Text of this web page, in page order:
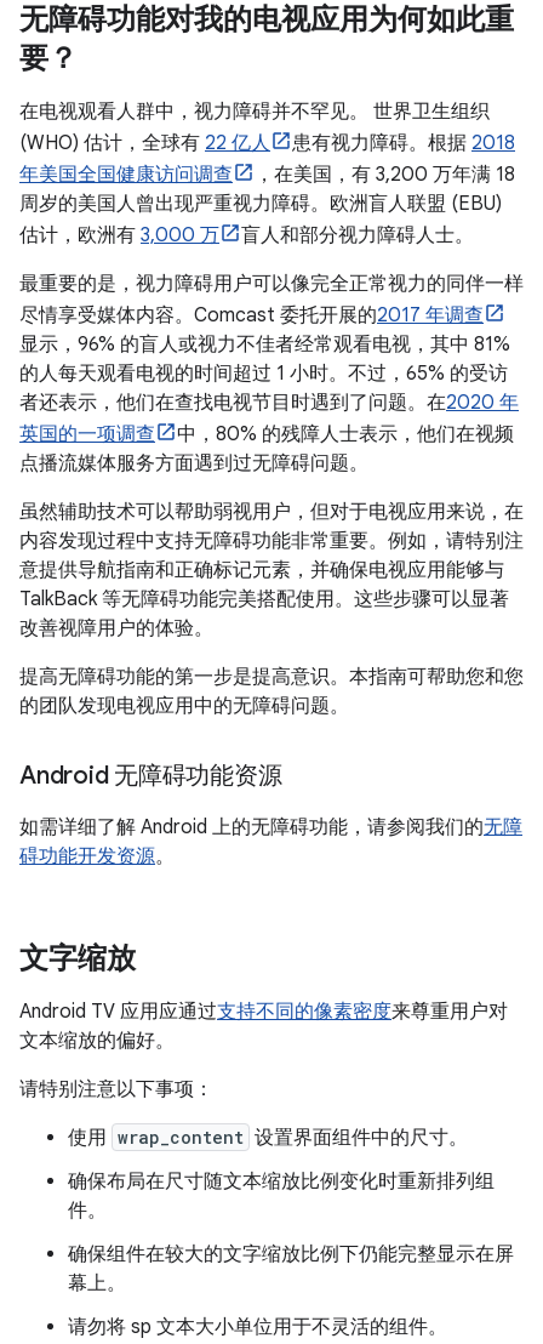
无障碍功能对我的电视应用为何如此重
要？
在电视观看人群中，视力障碍并不罕见。 世界卫生组织
(WHO) 估计，全球有 22 亿人 患有视力障碍。根据 2018
年美国全国健康访问调查
，在美国，有 3,200 万年满 18
周岁的美国人曾出现严重视力障碍。欧洲盲人联盟 (EBU)
估计，欧洲有 3,000 万
盲人和部分视力障碍人士。
最重要的是，视力障碍用户可以像完全正常视力的同伴一样
尽情享受媒体内容。Comcast 委托开展的2017 年调查
显示，96% 的盲人或视力不佳者经常观看电视，其中 81%
的人每天观看电视的时间超过 1 小时。不过，65% 的受访
者还表示，他们在查找电视节目时遇到了问题。在2020 年
英国的一项调查
中，80% 的残障人士表示，他们在视频
点播流媒体服务方面遇到过无障碍问题。
虽然辅助技术可以帮助弱视用户，但对于电视应用来说，在
内容发现过程中支持无障碍功能非常重要。例如，请特别注
意提供导航指南和正确标记元素，并确保电视应用能够与
TalkBack 等无障碍功能完美搭配使用。这些步骤可以显著
改善视障用户的体验。
提高无障碍功能的第一步是提高意识。本指南可帮助您和您
的团队发现电视应用中的无障碍问题。
Android 无障碍功能资源
如需详细了解 Android 上的无障碍功能，请参阅我们的无障
碍功能开发资源。
文字缩放
Android TV 应用应通过支持不同的像素密度来尊重用户对
文本缩放的偏好。
请特别注意以下事项：
使用 wrap_content 设置界面组件中的尺寸。
确保布局在尺寸随文本缩放比例变化时重新排列组
件。
确保组件在较大的文字缩放比例下仍能完整显示在屏
幕上。
请勿将 sp 文本大小单位用于不灵活的组件。